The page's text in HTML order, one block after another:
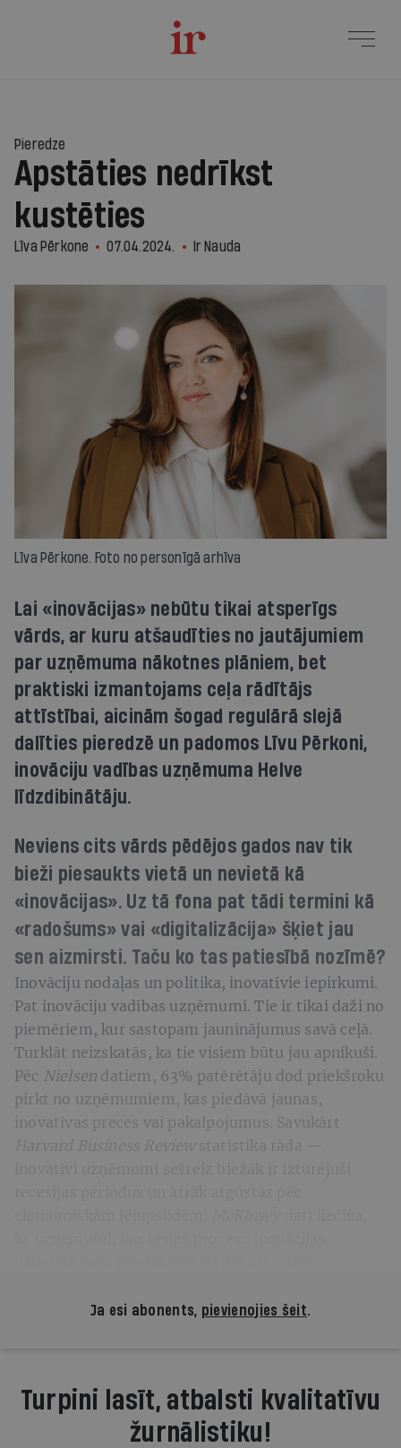
Pieredze
Apstāties nedrīkst
kustēties
Līva Pērkone 07.04.2024. Ir Nauda
Līva Pērkone. Foto no personīgā arhīva
Lai «inovācijas» nebūtu tikai atsperīgs
vārds, ar kuru atšaudīties no jautājumiem
par uzņēmuma nākotnes plāniem, bet
praktiski izmantojams ceļa rādītājs
attīstībai, aicinām šogad regulārā slejā
dalīties pieredzē un padomos Līvu Pērkoni,
inovāciju vadības uzņēmuma Helve
līdzdibinātāju.
Neviens cits vārds pēdējos gados nav tik
bieži piesaukts vietā un nevietā kā
«inovācijas». Uz tā fona pat tādi termini kā
«radošums» vai «digitalizācija» šķiet jau
sen aizmirsti. Taču ko tas patiesībā nozīmē?
Inovāciju nodaļas un politika, inovatīvie iepirkumi.
Pat inovāciju vadības uzņēmumi. Tie ir tikai daži no
piemēriem, kur sastopam jauninājumus savā ceļā.
Turklāt neizskatās, ka tie visiem būtu jau apnikuši.
Pēc Nielsen datiem, 63% patērētāju dod priekšroku
pirkt no uzņēmumiem, kas piedāvā jaunas,
inovatīvas preces vai pakalpojumus. Savukārt
Harvard Business Review statistika rāda —
Ja esi abonents, pievienojies šeit.
Turpini lasīt, atbalsti kvalitatīvu
žurnālistiku!